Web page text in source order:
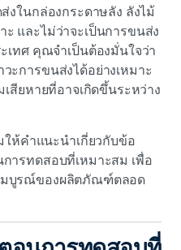
งในกล่องกระดาษลัง ลังไม้
และไม่ว่าจะเป็นการขนส่ง
เทศ คุณจำเป็นต้องมั่นใจว่า
การขนส่งได้อย่างเหมาะ
สียหายที่อาจเกิดขึ้นระหว่าง
ห้คำแนะนำเกี่ยวกับข้อ
ารทดสอบที่เหมาะสม เพื่อ
บูรณ์ของผลิตภัณฑ์ตลอด